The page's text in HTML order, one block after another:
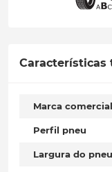
Características
Marca comercial
Perfil pneu
Largura do pneu